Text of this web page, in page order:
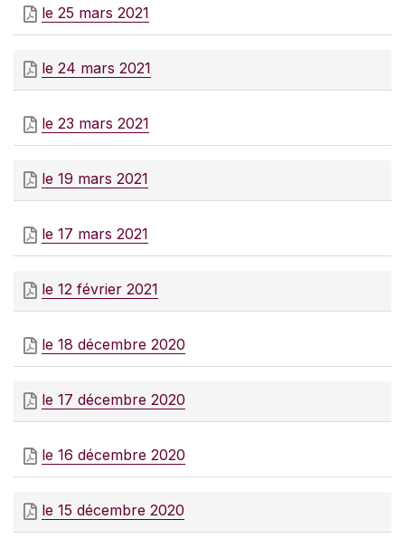
le 25 mars 2021
le 24 mars 2021
le 23 mars 2021
le 19 mars 2021
le 17 mars 2021
le 12 février 2021
le 18 décembre 2020
le 17 décembre 2020
le 16 décembre 2020
le 15 décembre 2020